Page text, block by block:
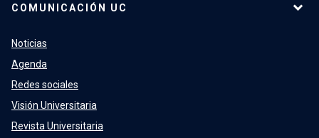
COMUNICACIÓN UC
Noticias
Agenda
Redes sociales
Visión Universitaria
Revista Universitaria